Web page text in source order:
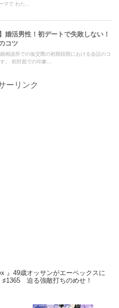
マで わた...
婚活男性！初デートで失敗しない！
コツ
相談所での仮交際の初期段階における会話のコ
。 初対面での印象...
ーリンク
』49歳オッサンがエーペックスに
♯1365 迫る強敵打ちのめせ！